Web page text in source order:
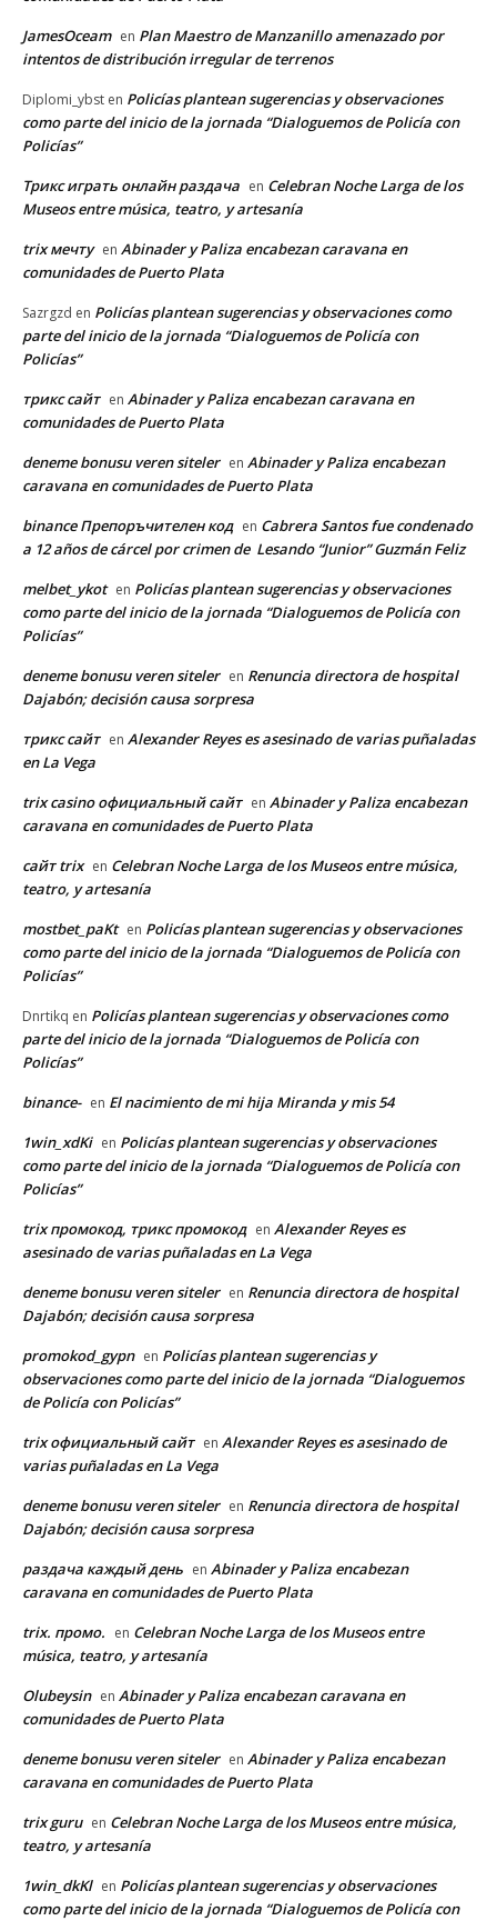
JamesOceam en Plan Maestro de Manzanillo amenazado por
intentos de distribución irregular de terrenos
Diplomi_ybst en Policías plantean sugerencias y observaciones
como parte del inicio de la jornada “Dialoguemos de Policía con
Policías”
Трикс играть онлайн раздача en Celebran Noche Larga de los
Museos entre música, teatro, y artesanía
trix мечту en Abinader y Paliza encabezan caravana en
comunidades de Puerto Plata
Sazrgzd en Policías plantean sugerencias y observaciones como
parte del inicio de la jornada “Dialoguemos de Policía con
Policías”
трикс сайт en Abinader y Paliza encabezan caravana en
comunidades de Puerto Plata
deneme bonusu veren siteler en Abinader y Paliza encabezan
caravana en comunidades de Puerto Plata
binance Препоръчителен код en Cabrera Santos fue condenado
a 12 años de cárcel por crimen de Lesando “Junior” Guzmán Feliz
melbet_ykot en Policías plantean sugerencias y observaciones
como parte del inicio de la jornada “Dialoguemos de Policía con
Policías”
deneme bonusu veren siteler en Renuncia directora de hospital
Dajabón; decisión causa sorpresa
трикс сайт en Alexander Reyes es asesinado de varias puñaladas
en La Vega
trix casino официальный сайт en Abinader y Paliza encabezan
caravana en comunidades de Puerto Plata
сайт trix en Celebran Noche Larga de los Museos entre música,
teatro, y artesanía
mostbet_paKt en Policías plantean sugerencias y observaciones
como parte del inicio de la jornada “Dialoguemos de Policía con
Policías”
Dnrtikq en Policías plantean sugerencias y observaciones como
parte del inicio de la jornada “Dialoguemos de Policía con
Policías”
binance- en El nacimiento de mi hija Miranda y mis 54
1win_xdKi en Policías plantean sugerencias y observaciones
como parte del inicio de la jornada “Dialoguemos de Policía con
Policías”
trix промокод, трикс промокод en Alexander Reyes es
asesinado de varias puñaladas en La Vega
deneme bonusu veren siteler en Renuncia directora de hospital
Dajabón; decisión causa sorpresa
promokod_gypn en Policías plantean sugerencias y
observaciones como parte del inicio de la jornada “Dialoguemos
de Policía con Policías”
trix официальный сайт en Alexander Reyes es asesinado de
varias puñaladas en La Vega
deneme bonusu veren siteler en Renuncia directora de hospital
Dajabón; decisión causa sorpresa
раздача каждый день en Abinader y Paliza encabezan
caravana en comunidades de Puerto Plata
trix. промо. en Celebran Noche Larga de los Museos entre
música, teatro, y artesanía
Olubeysin en Abinader y Paliza encabezan caravana en
comunidades de Puerto Plata
deneme bonusu veren siteler en Abinader y Paliza encabezan
caravana en comunidades de Puerto Plata
trix guru en Celebran Noche Larga de los Museos entre música,
teatro, y artesanía
1win_dkKl en Policías plantean sugerencias y observaciones
como parte del inicio de la jornada “Dialoguemos de Policía con